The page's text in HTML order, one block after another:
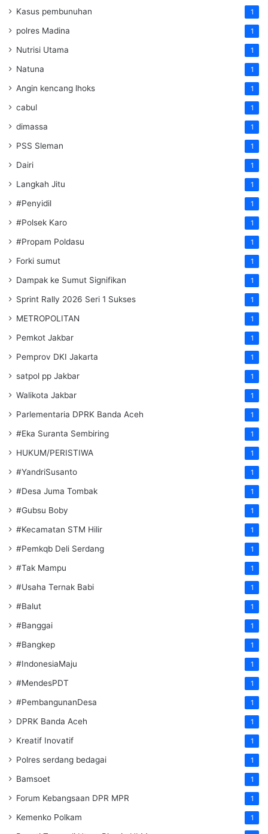
Kasus pembunuhan 1
polres Madina 1
Nutrisi Utama 1
Natuna 1
Angin kencang lhoks 1
cabul 1
dimassa 1
PSS Sleman 1
Dairi 1
Langkah Jitu 1
#Penyidil 1
#Polsek Karo 1
#Propam Poldasu 1
Forki sumut 1
Dampak ke Sumut Signifikan 1
Sprint Rally 2026 Seri 1 Sukses 1
METROPOLITAN 1
Pemkot Jakbar 1
Pemprov DKI Jakarta 1
satpol pp Jakbar 1
Walikota Jakbar 1
Parlementaria DPRK Banda Aceh 1
#Eka Suranta Sembiring 1
HUKUM/PERISTIWA 1
#YandriSusanto 1
#Desa Juma Tombak 1
#Gubsu Boby 1
#Kecamatan STM Hilir 1
#Pemkqb Deli Serdang 1
#Tak Mampu 1
#Usaha Ternak Babi 1
#Balut 1
#Banggai 1
#Bangkep 1
#IndonesiaMaju 1
#MendesPDT 1
#PembangunanDesa 1
DPRK Banda Aceh 1
Kreatif Inovatif 1
Polres serdang bedagai 1
Bamsoet 1
Forum Kebangsaan DPR MPR 1
Kemenko Polkam 1